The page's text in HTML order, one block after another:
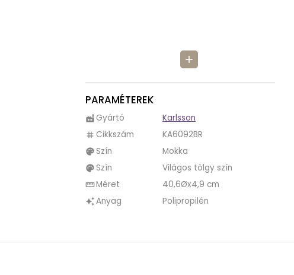
add
PARAMÉTEREK
factory Gyártó Karlsson
tag Cikkszám KA6092BR
palette Szín Mokka
palette Szín Világos tölgy szín
straightenMéret 40,6Øx4,9 cm
auto_awesomeAnyag Polipropilén